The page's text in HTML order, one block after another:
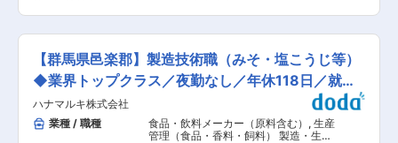
や、世界中から選りすぐった一級品のカニを中心
とした物販事業を展開＞ ■業務内容： 当社の水
産加工工場にて、工場長をお任せします。現場管
理者として、鮮度と品質を守る、工場運営の要と
してご活躍いただくことを期待しています。 ■業
務詳細： ・水産加工工場の現場運営／品質管理
・スタッフの配置／指導 ・加工所内の衛生管理
■1日の流れ（一例）： ◇8:00：当日の加工予
【群馬県邑楽郡】製造技術職（みそ・塩こうじ等）
◆業界トップクラス／夜勤なし／年休118日／就業
環境◎
ハナマルキ株式会社
業種 / 職種
食品・飲料メーカー（原料含む） , 生産
管理（食品・香料・飼料） 製造・生産